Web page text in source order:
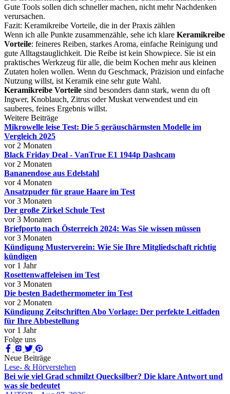
Gute Tools sollen dich schneller machen, nicht mehr Nachdenken
verursachen.
Fazit: Keramikreibe Vorteile, die in der Praxis zählen
Wenn ich alle Punkte zusammenzähle, sehe ich klare Keramikreibe
Vorteile: feineres Reiben, starkes Aroma, einfache Reinigung und
gute Alltagstauglichkeit. Die Reibe ist kein Showpiece. Sie ist ein
praktisches Werkzeug für alle, die beim Kochen mehr aus kleinen
Zutaten holen wollen. Wenn du Geschmack, Präzision und einfache
Nutzung willst, ist Keramik eine sehr gute Wahl.
Keramikreibe Vorteile sind besonders dann stark, wenn du oft
Ingwer, Knoblauch, Zitrus oder Muskat verwendest und ein
sauberes, feines Ergebnis willst.
Weitere Beiträge
Mikrowelle leise Test: Die 5 geräuschärmsten Modelle im
Vergleich 2025
vor 2 Monaten
Black Friday Deal - VanTrue E1 1944p Dashcam
vor 2 Monaten
Bananendose aus Edelstahl
vor 4 Monaten
Ansatzpuder für graue Haare im Test
vor 3 Monaten
Der große Zirkel Schule Test
vor 3 Monaten
Briefporto nach Österreich 2024: Was Sie wissen müssen
vor 3 Monaten
Kündigung Musterverein: Wie Sie Ihre Mitgliedschaft richtig
kündigen
vor 1 Jahr
Rosettenwaffeleisen im Test
vor 3 Monaten
Die besten Badethermometer im Test
vor 2 Monaten
Kündigung Zeitschriften Abo Vorlage: Der perfekte Leitfaden
für Ihre Abbestellung
vor 1 Jahr
Folge uns
Neue Beiträge
Lese- & Hörverstehen
Bei wie viel Grad schmilzt Quecksilber? Die klare Antwort und
was sie bedeutet